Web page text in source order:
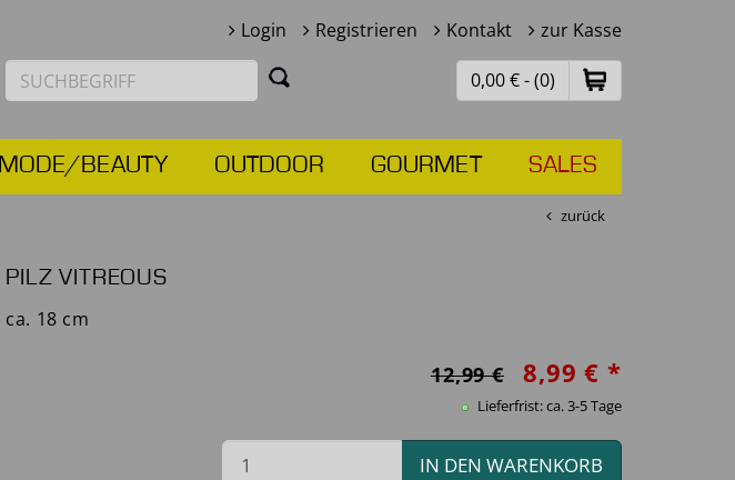
Login Registrieren Kontakt zur Kasse
0,00 € - (0)
MODE/BEAUTY OUTDOOR GOURMET SALES
zurück
PILZ VITREOUS
ca. 18 cm
12,99 € 8,99 € *
Lieferfrist: ca. 3-5 Tage
IN DEN WARENKORB